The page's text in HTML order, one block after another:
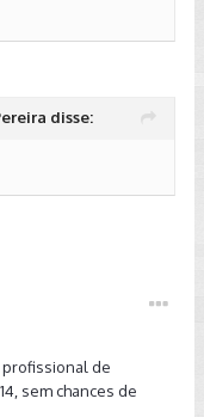
disse:
profissional de
sem chances de